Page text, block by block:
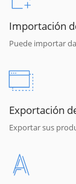
Importación
Puede importar
Exportación
Exportar sus